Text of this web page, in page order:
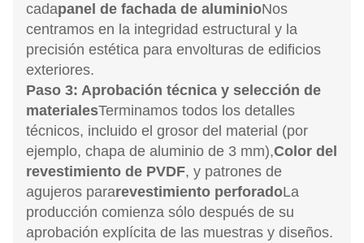
cadapanel de fachada de aluminioNos
centramos en la integridad estructural y la
precisión estética para envolturas de edificios
exteriores.
Paso 3: Aprobación técnica y selección de
materialesTerminamos todos los detalles
técnicos, incluido el grosor del material (por
ejemplo, chapa de aluminio de 3 mm),Color del
revestimiento de PVDF, y patrones de
agujeros pararevestimiento perforadoLa
producción comienza sólo después de su
aprobación explícita de las muestras y diseños.